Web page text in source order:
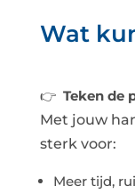
Wat
👉Teken de
Met jouw
sterk voor:
Meer tijd,